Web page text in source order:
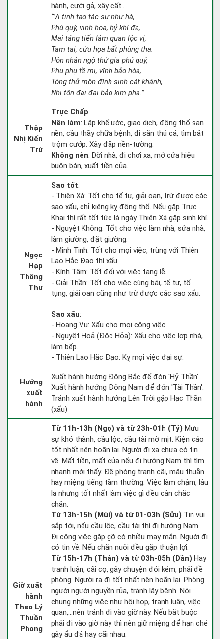
hành, cưới gả, xây cất...
“Vị tinh tạo tác sự như hà,
Phú quý, vinh hoa, hỷ khí đa,
Mai táng tiến lâm quan lộc vị,
Tam tai, cửu họa bất phùng tha.
Hôn nhân ngộ thử gia phú quý,
Phu phụ tề mi, vĩnh bảo hòa,
Tòng thử môn đình sinh cát khánh,
Nhi tôn đại đại bảo kim pha.”
Thập
Nhị Kiến
Trừ
Trực Chấp
Nên làm: Lập khế ước, giao dịch, động thổ san
nền, cầu thầy chữa bệnh, đi săn thú cá, tìm bắt
trộm cướp. Xây đắp nền-tường.
Không nên: Dời nhà, đi chơi xa, mở cửa hiệu
buôn bán, xuất tiền của.
Ngọc
Hạp
Thông
Thư
Sao tốt:
- Thiên Xá: Tốt cho tế tự, giải oan, trừ được các
sao xấu, chỉ kiêng kỵ động thổ. Nếu gặp Trực
Khai thì rất tốt tức là ngày Thiên Xá gặp sinh khí.
- Nguyệt Không: Tốt cho việc làm nhà, sửa nhà,
làm giường, đặt giường.
- Minh Tinh: Tốt cho mọi việc, trùng với Thiên
Lao Hắc Đạo thì xấu.
- Kính Tâm: Tốt đối với việc tang lễ.
- Giải Thần: Tốt cho việc cúng bái, tế tự, tố
tụng, giải oan cũng như trừ được các sao xấu.
Sao xấu:
- Hoang Vu: Xấu cho mọi công việc.
- Nguyệt Hoả (Độc Hỏa): Xấu cho việc lợp nhà,
làm bếp.
- Thiên Lao Hắc Đạo: Kỵ mọi việc đại sự.
Hướng
xuất
hành
Xuất hành hướng Đông Bắc để đón 'Hỷ Thần'.
Xuất hành hướng Đông Nam để đón 'Tài Thần'.
Tránh xuất hành hướng Lên Trời gặp Hạc Thần
(xấu)
Giờ xuất
hành
Theo Lý
Thuần
Phong
Từ 11h-13h (Ngọ) và từ 23h-01h (Tý) Mưu
sự khó thành, cầu lộc, cầu tài mờ mịt. Kiện cáo
tốt nhất nên hoãn lại. Người đi xa chưa có tin
về. Mất tiền, mất của nếu đi hướng Nam thì tìm
nhanh mới thấy. Đề phòng tranh cãi, mâu thuẫn
hay miệng tiếng tầm thường. Việc làm chậm, lâu
la nhưng tốt nhất làm việc gì đều cần chắc
chắn.
Từ 13h-15h (Mùi) và từ 01-03h (Sửu) Tin vui
sắp tới, nếu cầu lộc, cầu tài thì đi hướng Nam.
Đi công việc gặp gỡ có nhiều may mắn. Người đi
có tin về. Nếu chăn nuôi đều gặp thuận lợi.
Từ 15h-17h (Thân) và từ 03h-05h (Dần) Hay
tranh luận, cãi cọ, gây chuyện đói kém, phải đề
phòng. Người ra đi tốt nhất nên hoãn lại. Phòng
người người nguyền rủa, tránh lây bệnh. Nói
chung những việc như hội họp, tranh luận, việc
quan,…nên tránh đi vào giờ này. Nếu bắt buộc
phải đi vào giờ này thì nên giữ miệng để hạn ché
gây ẩu đả hay cãi nhau.